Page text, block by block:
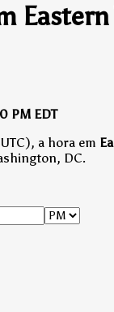
PM EDT
a hora em
DC.